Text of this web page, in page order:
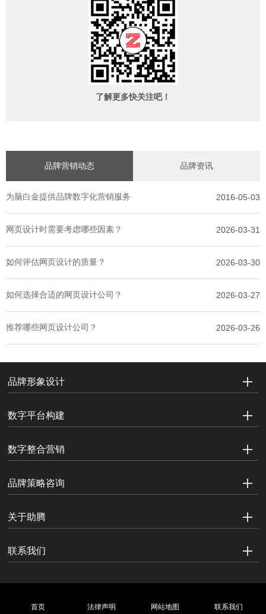
了解更多快关注吧！
品牌营销动态 品牌资讯
为脑白金提供品牌数字化营销服务 2016-05-03
网页设计时需要考虑哪些因素？ 2026-03-31
如何评估网页设计的质量？ 2026-03-30
如何选择合适的网页设计公司？ 2026-03-27
推荐哪些网页设计公司？ 2026-03-26
品牌形象设计
数字平台构建
数字整合营销
品牌策略咨询
关于助腾
联系我们
首页 法律声明 网站地图 联系我们